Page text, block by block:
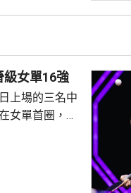
級女單16強
上場的三名中
女單首圈，以
種子、日本的